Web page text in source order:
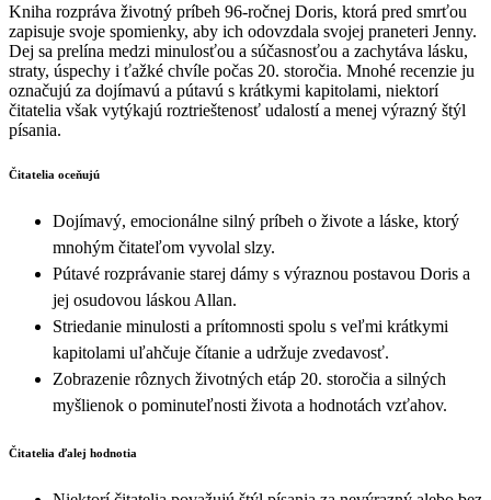
Kniha rozpráva životný príbeh 96-ročnej Doris, ktorá pred smrťou
zapisuje svoje spomienky, aby ich odovzdala svojej praneteri Jenny.
Dej sa prelína medzi minulosťou a súčasnosťou a zachytáva lásku,
straty, úspechy i ťažké chvíle počas 20. storočia. Mnohé recenzie ju
označujú za dojímavú a pútavú s krátkymi kapitolami, niektorí
čitatelia však vytýkajú roztrieštenosť udalostí a menej výrazný štýl
písania.
Čitatelia oceňujú
Dojímavý, emocionálne silný príbeh o živote a láske, ktorý
mnohým čitateľom vyvolal slzy.
Pútavé rozprávanie starej dámy s výraznou postavou Doris a
jej osudovou láskou Allan.
Striedanie minulosti a prítomnosti spolu s veľmi krátkymi
kapitolami uľahčuje čítanie a udržuje zvedavosť.
Zobrazenie rôznych životných etáp 20. storočia a silných
myšlienok o pominuteľnosti života a hodnotách vzťahov.
Čitatelia ďalej hodnotia